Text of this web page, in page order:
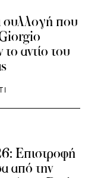
συλλογή που
αντίο του
Επιστροφή
από την